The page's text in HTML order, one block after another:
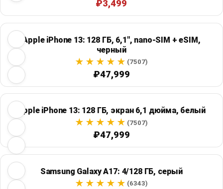
₽3,499
Apple iPhone 13: 128 ГБ, 6,1", nano-SIM + eSIM,
черный
(7507)
₽47,999
Apple iPhone 13: 128 ГБ, экран 6,1 дюйма, белый
(7507)
₽47,999
Samsung Galaxy A17: 4/128 ГБ, серый
(6343)